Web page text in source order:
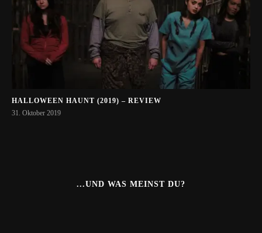
HALLOWEEN HAUNT (2019) – REVIEW
31. Oktober 2019
...UND WAS MEINST DU?